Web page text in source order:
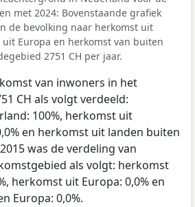
met 2024: Bovenstaande grafiek
de bevolking naar herkomst uit
Europa en herkomst van buiten
2751 CH per jaar.
van inwoners in het
CH als volgt verdeeld:
100%, herkomst uit
en herkomst uit landen buiten
was de verdeling van
als volgt: herkomst
herkomst uit Europa: 0,0% en
Europa: 0,0%.